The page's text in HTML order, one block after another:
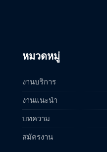
หมวดหมู่
งานบริการ
งานแนะนำ
บทความ
สมัครงาน